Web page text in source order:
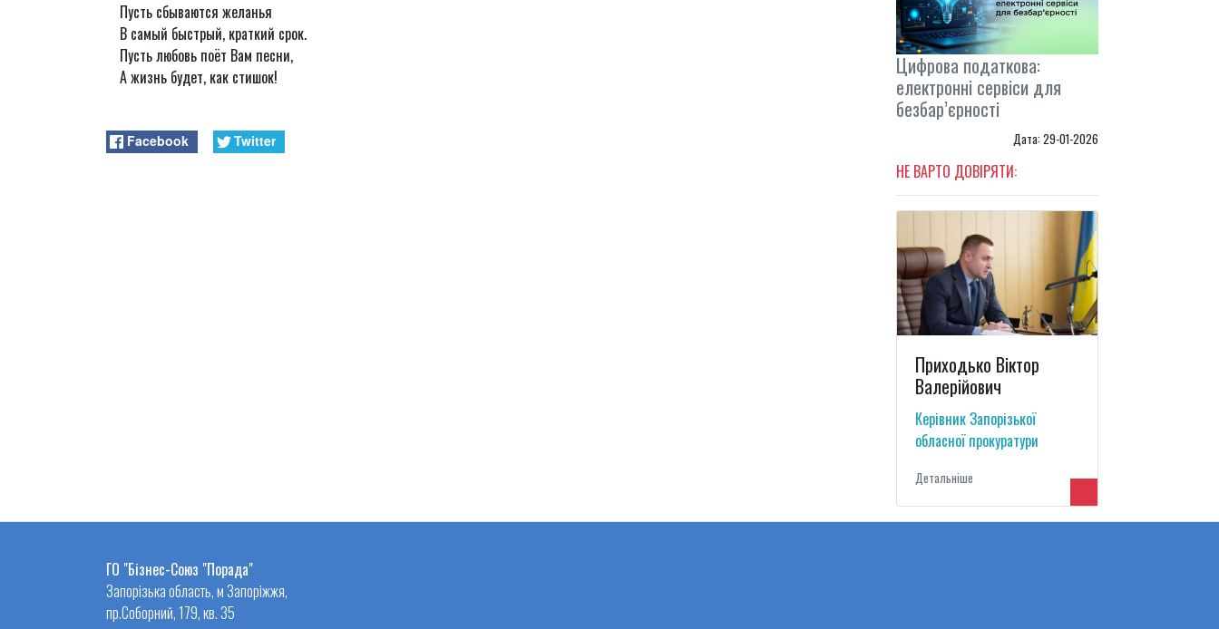
Пусть сбываются желанья
В самый быстрый, краткий срок.
Пусть любовь поёт Вам песни,
А жизнь будет, как стишок!
Facebook Twitter
Цифрова податкова:
електронні сервіси для
безбар’єрності
Дата: 29-01-2026
НЕ ВАРТО ДОВІРЯТИ:
Приходько Віктор
Валерійович
Керівник Запорізької
обласної прокуратури
Детальнiше
ГО "Бізнес-Союз "Порада"
Запорізька область, м Запоріжжя,
пр.Соборний, 179, кв. 35